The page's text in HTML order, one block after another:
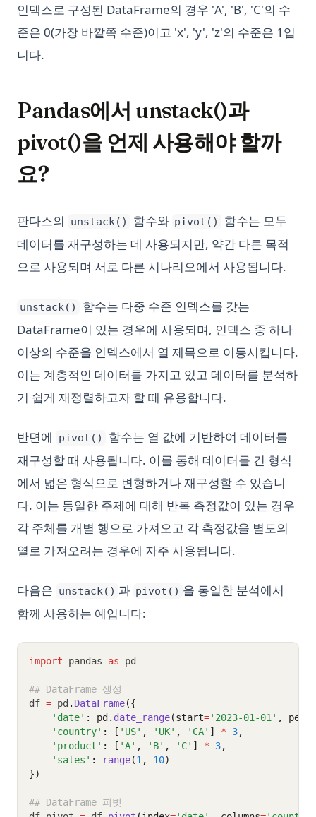
인덱스로 구성된 DataFrame의 경우 'A', 'B', 'C'의 수
준은 0(가장 바깥쪽 수준)이고 'x', 'y', 'z'의 수준은 1입
니다.
Pandas에서 unstack()과
pivot()을 언제 사용해야 할까
요?
판다스의 unstack() 함수와 pivot()
함수는 모두
데이터를 재구성하는 데 사용되지만, 약간 다른 목적
으로 사용되며 서로 다른 시나리오에서 사용됩니다.
unstack()
함수는 다중 수준 인덱스를 갖는
DataFrame이 있는 경우에 사용되며, 인덱스 중 하나
이상의 수준을 인덱스에서 열 제목으로 이동시킵니다.
이는 계층적인 데이터를 가지고 있고 데이터를 분석하
기 쉽게 재정렬하고자 할 때 유용합니다.
반면에 pivot()
함수는 열 값에 기반하여 데이터를
재구성할 때 사용됩니다. 이를 통해 데이터를 긴 형식
에서 넓은 형식으로 변형하거나 재구성할 수 있습니
다. 이는 동일한 주제에 대해 반복 측정값이 있는 경우
각 주체를 개별 행으로 가져오고 각 측정값을 별도의
열로 가져오려는 경우에 자주 사용됩니다.
다음은 unstack() 과 pivot() 을 동일한 분석에서
함께 사용하는 예입니다:
import pandas as pd
## DataFrame 생성
df = pd . DataFrame({
'date' : pd. date_range(start='2023-01-01' ,
'country' : [ 'US' , 'UK' , 'CA' ] * 3,
'product' : [ 'A' , 'B' , 'C' ] * 3,
'sales' : range(1 , 10)
})
## DataFrame 피벗